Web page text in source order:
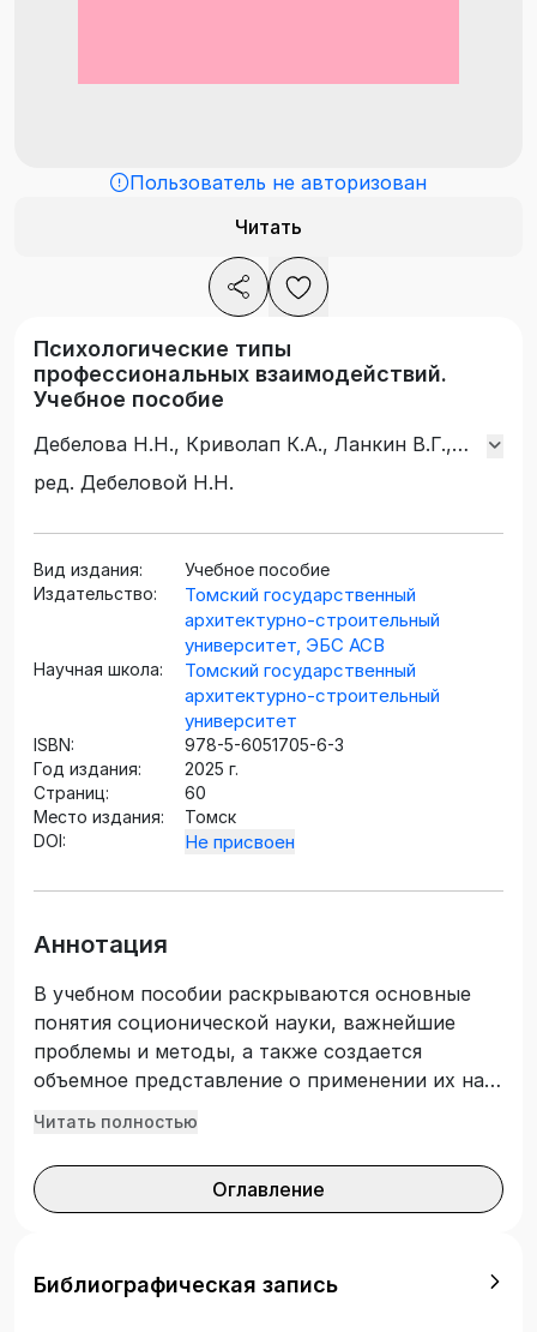
Пользователь не авторизован
Читать
Психологические типы
профессиональных взаимодействий.
Учебное пособие
Дебелова Н.Н., Криволап К.А., Ланкин В.Г.,
Кашин Д.О., Дебелов В.А.
ред. Дебеловой Н.Н.
Вид издания:
Учебное пособие
Издательство:
Томский государственный
архитектурно-строительный
университет, ЭБС АСВ
Научная школа:
Томский государственный
архитектурно-строительный
университет
ISBN:
978-5-6051705-6-3
Год издания:
2025 г.
Страниц:
60
Место издания:
Томск
DOI:
Не присвоен
Аннотация
В учебном пособии раскрываются основные
понятия соционической науки, важнейшие
проблемы и методы, а также создается
объемное представление о применении их на
практике. В качестве учебного материала
особенности поведения типов, определенных
с помощью опросника Мегедь-Овчарова.
ее характеристик. Рассмотрена методика
Читать полностью
Оглавление
Библиографическая запись